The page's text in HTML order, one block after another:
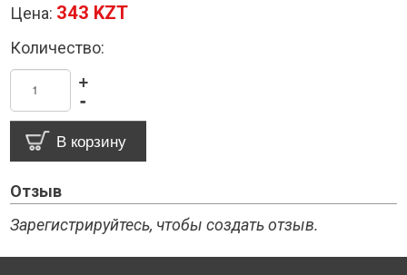
Цена: 343 KZT
Количество:
-
+
Отзыв
Зарегистрируйтесь, чтобы создать отзыв.